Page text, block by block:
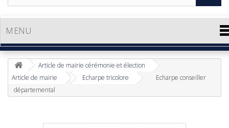
MENU
Article de mairie cérémonie et élection
Article de mairie
Echarpe tricolore
Echarpe conseiller
départemental